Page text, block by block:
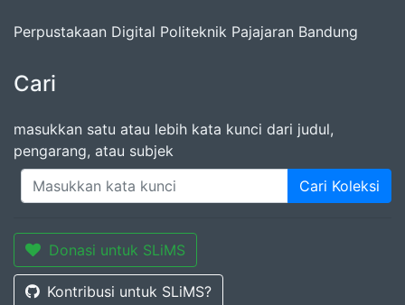
Perpustakaan Digital Politeknik Pajajaran Bandung
Cari
masukkan satu atau lebih kata kunci dari judul,
pengarang, atau subjek
Cari Koleksi
Donasi untuk SLiMS
Kontribusi untuk SLiMS?